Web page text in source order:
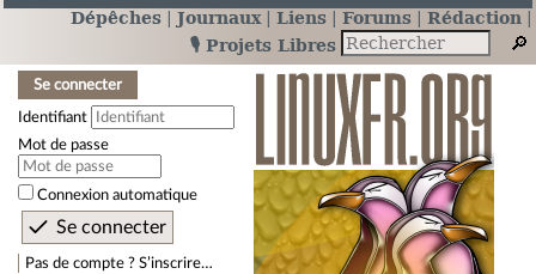
Dépêches Journaux Liens Forums
Rédaction
🎙️ Projets Libres
Se connecter
Identifiant
Mot de passe
Connexion automatique
Pas de compte ? S’inscrire…